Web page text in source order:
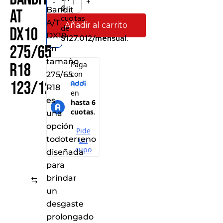
AT
DX10
275/65
R18
123/120S
Añadir al carrito
Comparar
6
cuotas
de
$127.012/mensual.
Bandit
A/T
DX10
en
tamaño
275/65
R18
es
una
opción
todoterreno
diseñada
para
brindar
un
desgaste
prolongado